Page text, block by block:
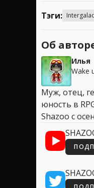
Тэги:
Об
Илья
Wake
Муж, отец,
юность в
Shazoo с